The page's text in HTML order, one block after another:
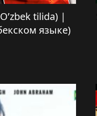
tilida) |
языке)